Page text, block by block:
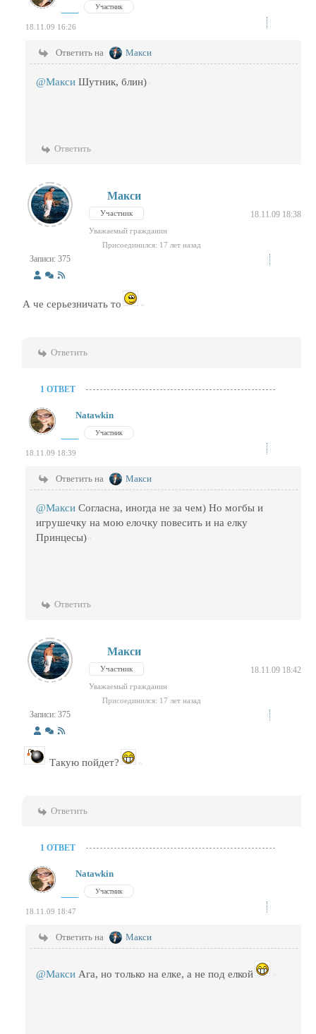
Участник
18.11.09 16:26
Ответить на Макси
@Макси Шутник, блин)
Ответить
Записи: 375
Макси
Участник 18.11.09 18:38
Уважаемый гражданин
Присоединился: 17 лет назад
А че серьезничать то
Ответить
1 ОТВЕТ
Natawkin
Участник
18.11.09 18:39
Ответить на Макси
@Макси Согласна, иногда не за чем) Но могбы и
игрушечку на мою елочку повесить и на елку
Принцесы)
Ответить
Записи: 375
Макси
Участник 18.11.09 18:42
Уважаемый гражданин
Присоединился: 17 лет назад
Такую пойдет?
Ответить
1 ОТВЕТ
Natawkin
Участник
18.11.09 18:47
Ответить на Макси
@Макси Ага, но только на елке, а не под елкой